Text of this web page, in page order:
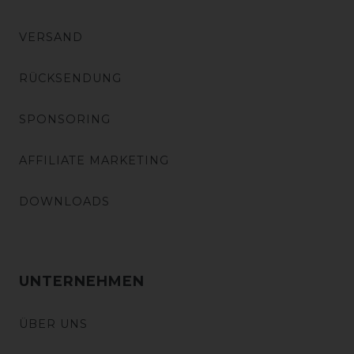
VERSAND
RÜCKSENDUNG
SPONSORING
AFFILIATE MARKETING
DOWNLOADS
UNTERNEHMEN
ÜBER UNS